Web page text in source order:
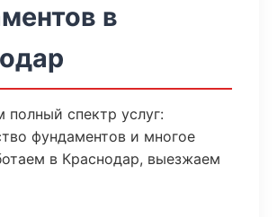
в
полный спектр услуг:
фундаментов и многое
в Краснодар, выезжаем